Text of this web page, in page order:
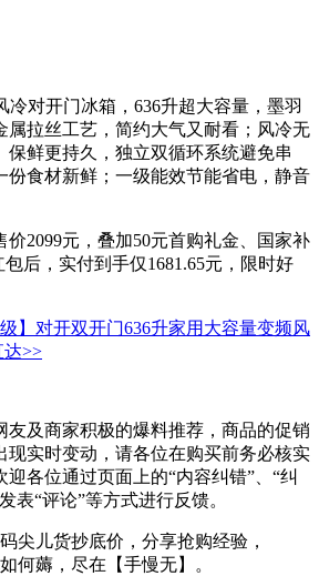
冷对开门冰箱，636升超大容量，墨羽
属拉丝工艺，简约大气又耐看；风冷无
保鲜更持久，独立双循环系统避免串
份食材新鲜；一级能效节能省电，静音
价2099元，叠加50元首购礼金、国家补
包后，实付到手仅1681.65元，限时好
】对开双开门636升家用大容量变频风
达>>
友及商家积极的爆料推荐，商品的促销
现实时变动，请各位在购买前务必核实
各位通过页面上的“内容纠错”、“纠
表“评论”等方式进行反馈。
尖儿货抄底价，分享抢购经验，
何薅，尽在【手慢无】。